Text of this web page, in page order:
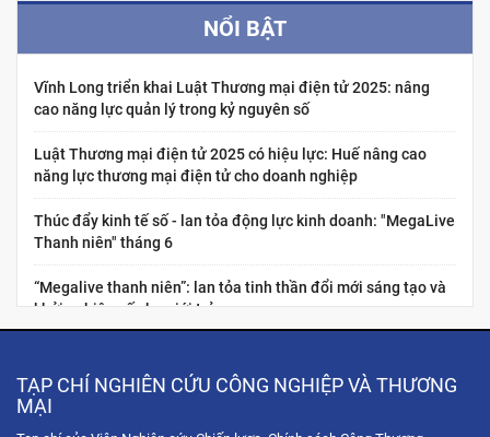
NỔI BẬT
Vĩnh Long triển khai Luật Thương mại điện tử 2025: nâng
cao năng lực quản lý trong kỷ nguyên số
Luật Thương mại điện tử 2025 có hiệu lực: Huế nâng cao
năng lực thương mại điện tử cho doanh nghiệp
Thúc đẩy kinh tế số - lan tỏa động lực kinh doanh: "MegaLive
Thanh niên" tháng 6
“Megalive thanh niên”: lan tỏa tinh thần đổi mới sáng tạo và
khởi nghiệp số cho giới trẻ
“Chuẩn hóa năng lực nghề nghiệp cho nhà sáng tạo nội dung
thương...
TẠP CHÍ NGHIÊN CỨU CÔNG NGHIỆP VÀ THƯƠNG
MẠI